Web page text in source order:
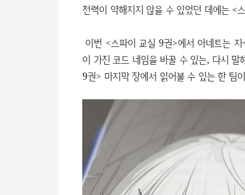
전력이 약해지지 않을 수 있었던 데에는 <
이번 <스파이 교실 9권>에서 아네트는
이 가진 코드 네임을 바꿀 수 있는, 다시
9권> 마지막 장에서 읽어볼 수 있는 한 팀